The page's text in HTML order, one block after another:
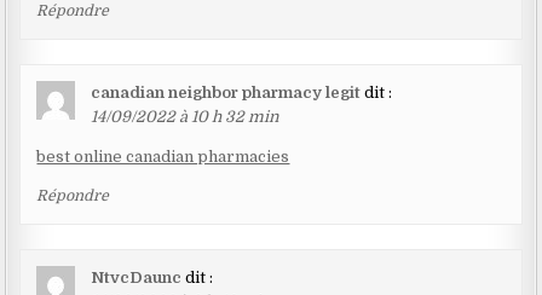
Répondre
canadian neighbor pharmacy legit dit :
14/09/2022 à 10 h 32 min
best online canadian pharmacies
Répondre
NtvcDaunc dit :